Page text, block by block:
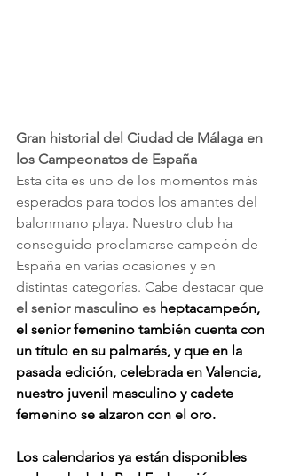
Gran historial del Ciudad de Málaga en
los Campeonatos de España
Esta cita es uno de los momentos más
esperados para todos los amantes del
balonmano playa. Nuestro club ha
conseguido proclamarse campeón de
España en varias ocasiones y en
distintas categorías. Cabe destacar que
el senior masculino es heptacampeón,
el senior femenino también cuenta con
un título en su palmarés, y que en la
pasada edición, celebrada en Valencia,
nuestro juvenil masculino y cadete
femenino se alzaron con el oro.
Los calendarios ya están disponibles